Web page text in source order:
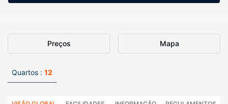
Preços Mapa
Quartos : 12